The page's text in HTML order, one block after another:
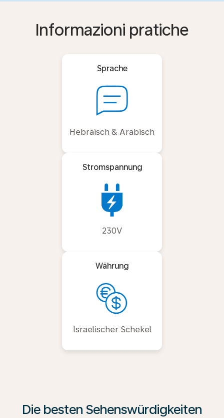
Informazioni pratiche
Sprache
Hebräisch & Arabisch
Stromspannung
230V
Währung
Israelischer Schekel
Die besten Sehenswürdigkeiten